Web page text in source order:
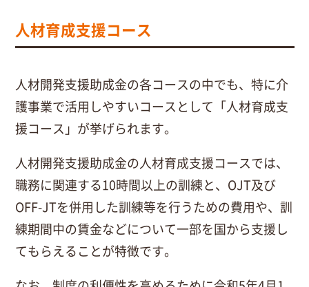
人材育成支援コース
人材開発支援助成金の各コースの中でも、特に介
護事業で活用しやすいコースとして「人材育成支
援コース」が挙げられます。
人材開発支援助成金の人材育成支援コースでは、
職務に関連する10時間以上の訓練と、OJT及び
OFF-JTを併用した訓練等を行うための費用や、訓
練期間中の賃金などについて一部を国から支援し
てもらえることが特徴です。